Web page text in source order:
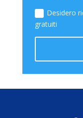
Desidero
gratuiti